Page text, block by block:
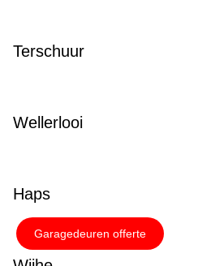
Terschuur
Wellerlooi
Haps
Garagedeuren offerte